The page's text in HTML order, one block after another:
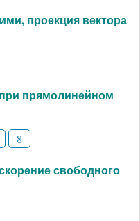
проекция вектора
прямолинейном
8
свободного